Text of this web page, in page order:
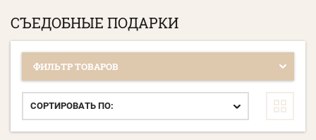
СЪЕДОБНЫЕ ПОДАРКИ
ФИЛЬТР ТОВАРОВ
СОРТИРОВАТЬ ПО: